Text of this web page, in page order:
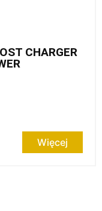
CHARGER
Więcej